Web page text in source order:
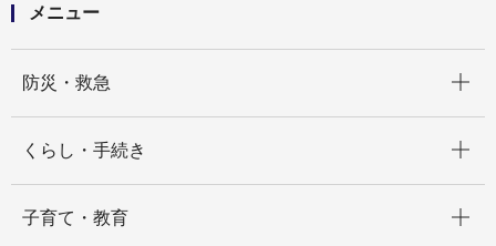
メニュー
防災・救急
くらし・手続き
子育て・教育